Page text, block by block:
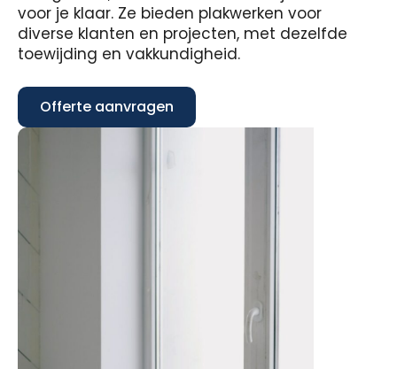
voor je klaar. Ze bieden plakwerken voor
diverse klanten en projecten, met dezelfde
toewijding en vakkundigheid.
Offerte aanvragen